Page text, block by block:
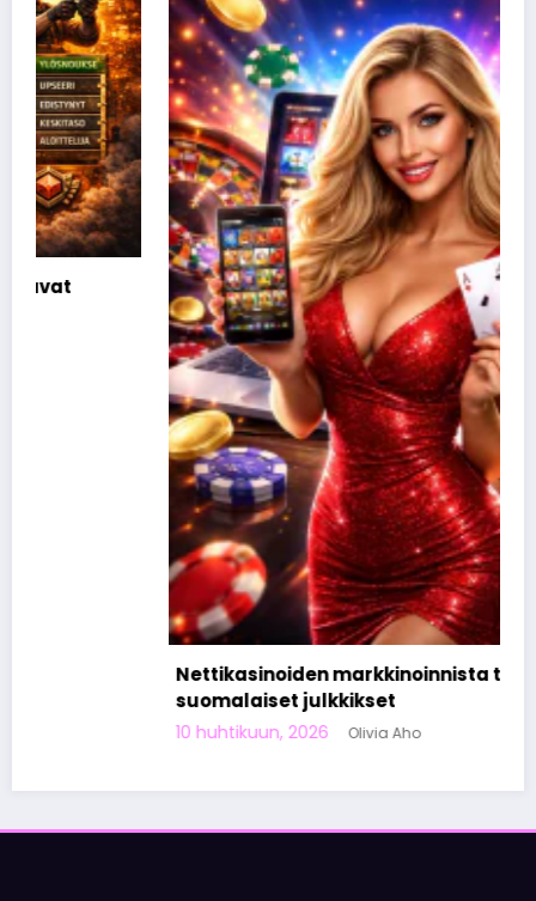
Nettikasinoiden markkinoinnista tunnetut
suomalaiset julkkikset
10 huhtikuun, 2026 Olivia Aho